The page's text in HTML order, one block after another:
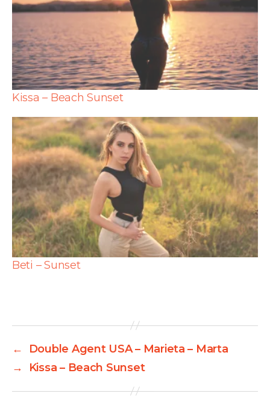
Kissa – Beach Sunset
Beti – Sunset
←
Double Agent USA – Marieta – Marta
→
Kissa – Beach Sunset